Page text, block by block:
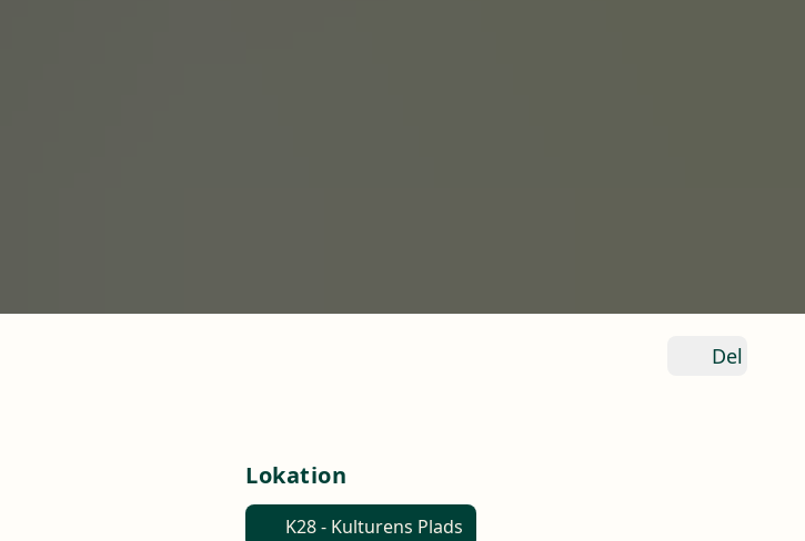
Del
Lokation
K28 - Kulturens Plads